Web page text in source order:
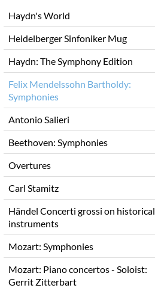
navigation
Haydn's World
Heidelberger Sinfoniker Mug
Haydn: The Symphony Edition
Felix Mendelssohn Bartholdy:
Symphonies
Antonio Salieri
Beethoven: Symphonies
Overtures
Carl Stamitz
Händel Concerti grossi on historical
instruments
Mozart: Symphonies
Mozart: Piano concertos - Soloist:
Gerrit Zitterbart